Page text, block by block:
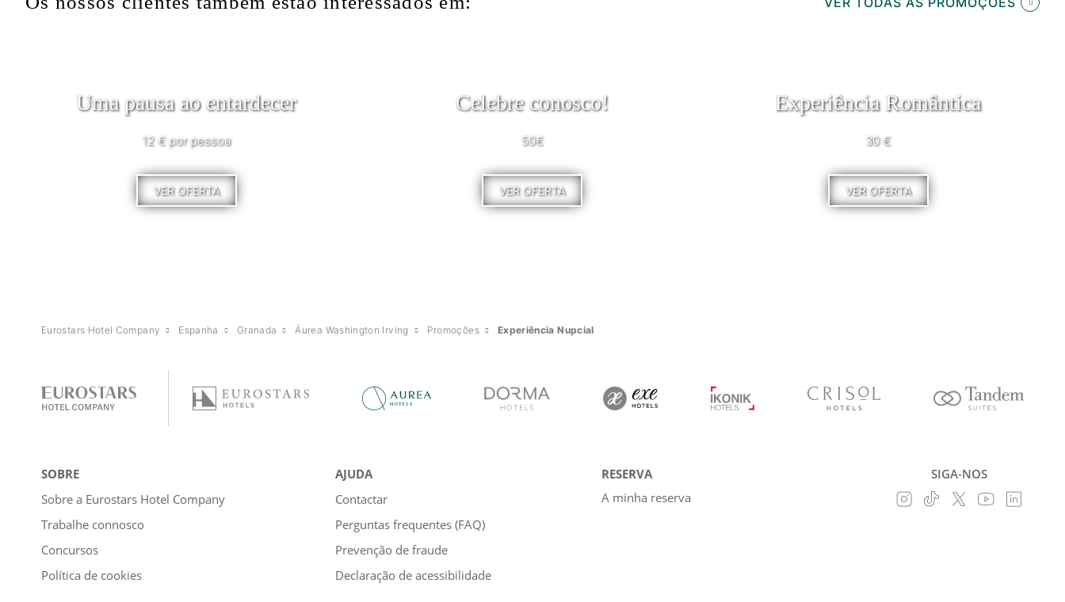
Uma pausa ao entardecer
12 € por pessoa
VER OFERTA
Celebre conosco!
50€
VER OFERTA
Experiência Romântica
30 €
VER OFERTA
Eurostars Hotel Company Espanha Granada Áurea Washington Irving Promoções Experiência Nupcial
SOBRE
Sobre a Eurostars Hotel Company
Trabalhe connosco
Concursos
Política de cookies
AJUDA
Contactar
Perguntas frequentes (FAQ)
Prevenção de fraude
Declaração de acessibilidade
RESERVA
A minha reserva
SIGA-NOS